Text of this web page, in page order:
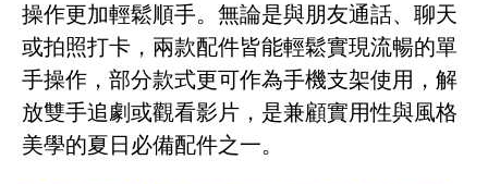
操作更加輕鬆順手。無論是與朋友通話、聊天
或拍照打卡，兩款配件皆能輕鬆實現流暢的單
手操作，部分款式更可作為手機支架使用，解
放雙手追劇或觀看影片，是兼顧實用性與風格
美學的夏日必備配件之一。